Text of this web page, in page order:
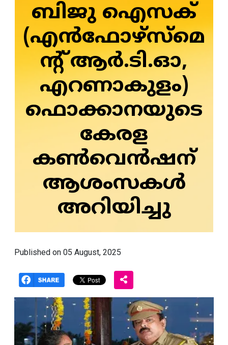
ബിജു ഐസക്
(എൻഫോഴ്‌സ്‌മെ
ന്റ് ആർ.ടി.ഓ,
എറണാകുളം)
ഫൊക്കാനയുടെ
കേരള
കൺവെൻഷന്
ആശംസകൾ
അറിയിച്ചു
Published on 05 August, 2025